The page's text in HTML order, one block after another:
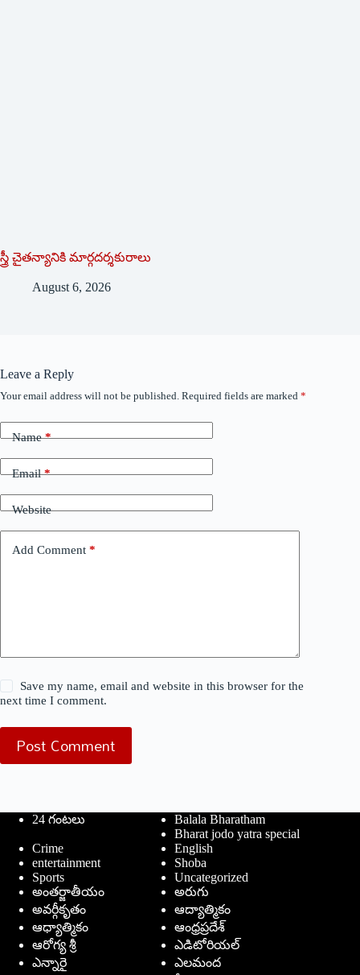
స్త్రీ చైతన్యానికి మార్గదర్శకురాలు
August 6, 2026
Leave a Reply
Your email address will not be published. Required fields are marked *
Name*
Email*
Website
Add Comment *
Save my name, email and website in this browser for the
next time I comment.
Post Comment
24 గంటలు
Balala Bharatham
Bharat jodo yatra special
Crime
English
entertainment
Shoba
Sports
Uncategorized
అంతర్జాతీయం
అరుగు
అవర్గీకృతం
ఆద్యాత్మికం
ఆధ్యాత్మికం
ఆంధ్రప్రదేశ్
ఆరోగ్య శ్రీ
ఎడిటోరియల్
ఎన్నారై
ఎలమంద